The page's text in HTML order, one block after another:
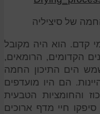
של סיציליה
קדם. הוא היה מקובל
הקדומים, הרומאים,
הים התיכון החמה
הם היו מועדפים
והחומציות הטבעית
חיי מדף ארוכים